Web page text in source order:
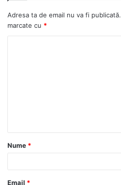
Adresa ta de email nu va fi publicată.
marcate cu *
a
r
Nume *
Email *